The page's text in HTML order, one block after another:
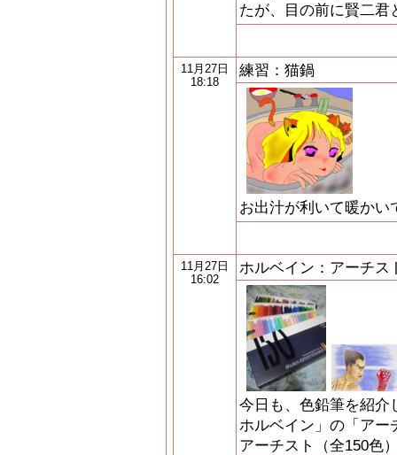
たが、目の前に賢二君
11月27日
18:18
練習：猫鍋
お出汁が利いて暖かい
11月27日
16:02
ホルベイン：アーチス
今日も、色鉛筆を紹介
ホルベイン」の「アー
アーチスト（全150色